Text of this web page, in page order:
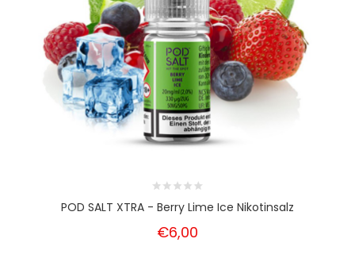
POD SALT XTRA - Berry Lime Ice Nikotinsalz
€6,00